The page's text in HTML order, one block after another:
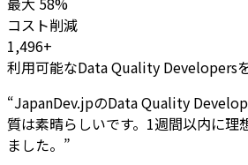
コスト削減
1,496+
利用可能なData Quality Developers
“JapanDev.jpのData Quality
質は素晴らしいです。1週間以内に理
ました。 ”